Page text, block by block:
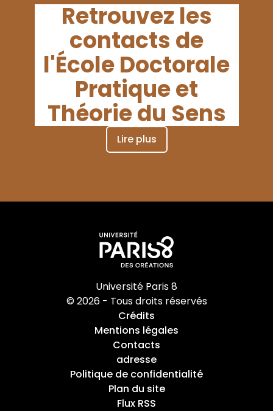
Retrouvez les
contacts de
l'École Doctorale
Pratique et
Théorie du Sens
Lire plus
Université Paris 8
© 2026 - Tous droits réservés
Crédits
Mentions légales
Contacts
adresse
Politique de confidentialité
Plan du site
Flux RSS